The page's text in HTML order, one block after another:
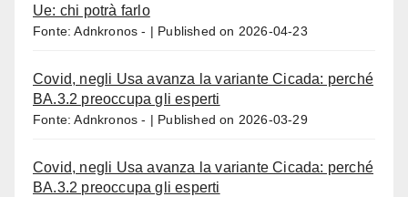
Ue: chi potrà farlo
Fonte: Adnkronos - Published on 2026-04-23
Covid, negli Usa avanza la variante Cicada: perché
BA.3.2 preoccupa gli esperti
Fonte: Adnkronos - Published on 2026-03-29
Covid, negli Usa avanza la variante Cicada: perché
BA.3.2 preoccupa gli esperti